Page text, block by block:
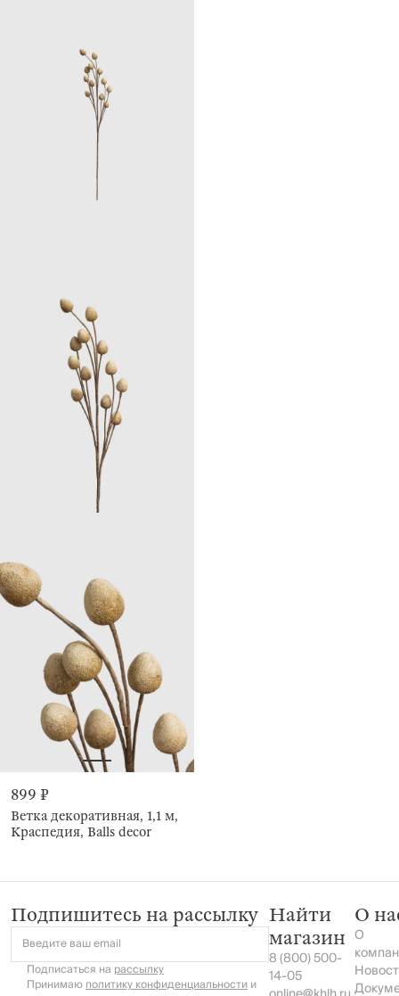
899 ₽
Ветка декоративная, 1,1 м,
Краспедия, Balls decor
Подпишитесь на рассылку
Введите ваш email
Подписаться на рассылку
Принимаюполитику конфиденциальностии
Найти
магазин
8 (800) 500-
14-05
О
О